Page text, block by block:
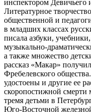
инспектором Девичьего
Литературное
общественной и
в младших классах
писала азбуки,
музыкально-
а также множество
рассказ «Макар»
Фребелевского
удостоены и другие ее
скоропостижной смерти
тремя детьми в
Юго-Восточной